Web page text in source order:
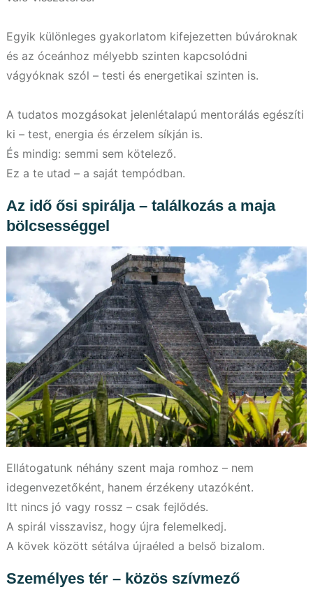
Egyik különleges gyakorlatom kifejezetten búvároknak
és az óceánhoz mélyebb szinten kapcsolódni
vágyóknak szól – testi és energetikai szinten is.
A tudatos mozgásokat jelenlétalapú mentorálás egészíti
ki – test, energia és érzelem síkján is.
És mindig: semmi sem kötelező.
Ez a te utad – a saját tempódban.
Az idő ősi spirálja – találkozás a maja
bölcsességgel
Ellátogatunk néhány szent maja romhoz – nem
idegenvezetőként, hanem érzékeny utazóként.
Itt nincs jó vagy rossz – csak fejlődés.
A spirál visszavisz, hogy újra felemelkedj.
A kövek között sétálva újraéled a belső bizalom.
Személyes tér – közös szívmező